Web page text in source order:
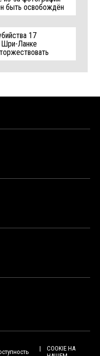
быть освобождён
17
Шри-Ланке
COOKIE НА